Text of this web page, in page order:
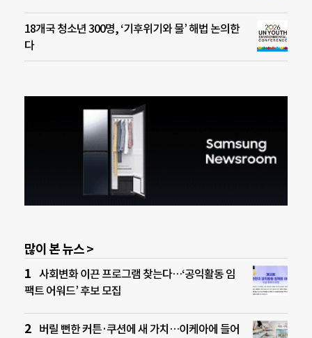
18개국 청소년 300명, ‘기후위기와 물’ 해법 논의한
다
많이 본 뉴스 >
사회변화 이끈 프로그램 찾는다…‘공익활동 임
팩트 어워드’ 후보 모집
버릴 뻔한 커튼·쿠션에 새 가치…이케아에 들어